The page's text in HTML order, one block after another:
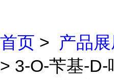
首页 > 产品
> 3-O-苄基-D-